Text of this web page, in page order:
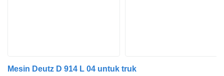
Mesin Deutz D 914 L 04 untuk truk